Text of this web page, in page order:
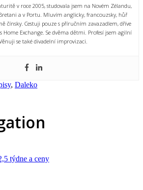
v roce 2005, studovala jsem na Novém Zélandu,
a v Portu. Mluvím anglicky, francouzsky, hůř
čínsky. Cestuji pouze s příručním zavazadlem, dříve
Home Exchange. Se dvěma dětmi. Profesí jsem agilní
se také divadelní improvizaci.
, Daleko
týdne a ceny